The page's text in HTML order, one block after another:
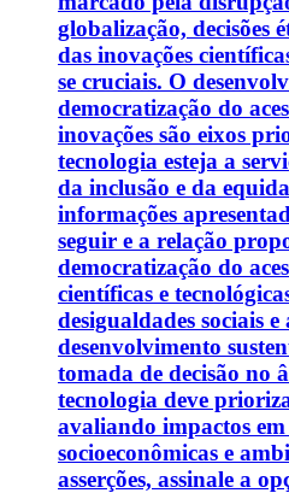
globalização, decisões
das inovações
se cruciais. O
democratização do
inovações são eixos
tecnologia esteja a
da inclusão e da
informações
seguir e a relação
democratização do
científicas e
desigualdades sociais
desenvolvimento
tomada de decisão no
tecnologia deve
avaliando impactos em
socioeconômicas e
asserções, assinale a